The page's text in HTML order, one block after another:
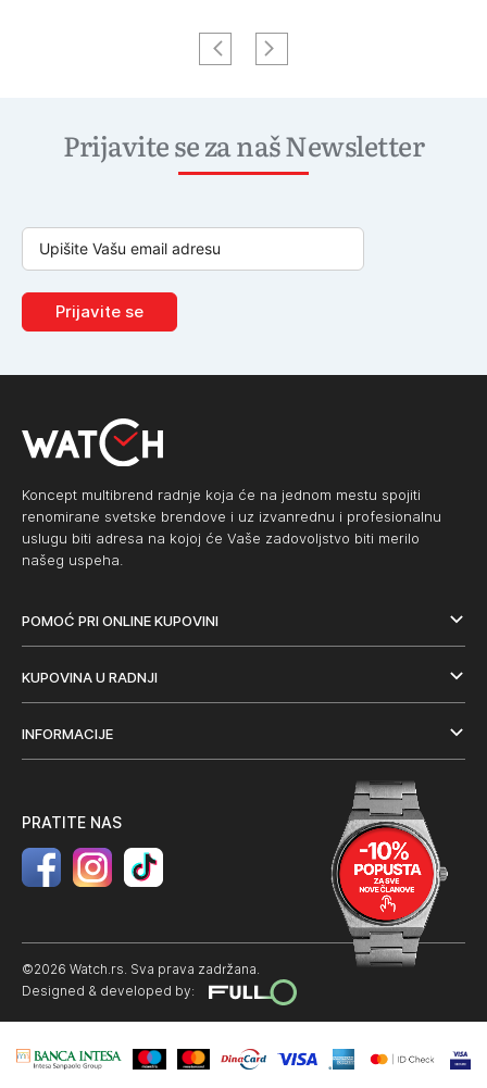
Prijavite se za naš Newsletter
Prijavite se
Koncept multibrend radnje koja će na jednom mestu spojiti
renomirane svetske brendove i uz izvanrednu i profesionalnu
uslugu biti adresa na kojoj će Vaše zadovoljstvo biti merilo
našeg uspeha.
POMOĆ PRI ONLINE KUPOVINI
KUPOVINA U RADNJI
INFORMACIJE
PRATITE NAS
©2026 Watch.rs. Sva prava zadržana.
Designed & developed by: